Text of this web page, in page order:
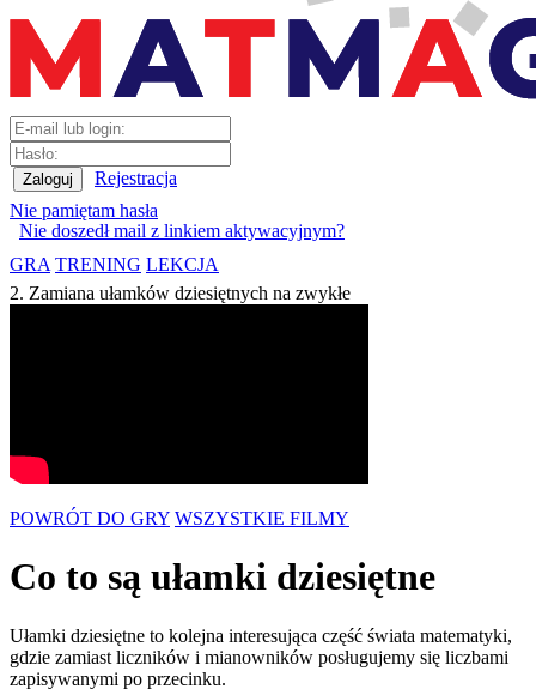
Rejestracja
Nie pamiętam hasła
Nie doszedł mail z linkiem aktywacyjnym?
GRA TRENING LEKCJA
2. Zamiana ułamków dziesiętnych na zwykłe
POWRÓT DO GRY WSZYSTKIE FILMY
Co to są ułamki dziesiętne
Ułamki dziesiętne to kolejna interesująca część świata matematyki,
gdzie zamiast liczników i mianowników posługujemy się liczbami
zapisywanymi po przecinku.